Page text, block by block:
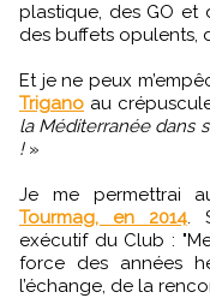
plastique, des GO et
des buffets opulents,
Et je ne peux
Trigano au
la Méditerranée dans
!»
Je me permettrai
Tourmag, en 2014.
exécutif du Club :
force des années
l’échange, de la